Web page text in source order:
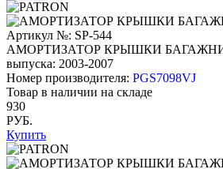
Артикул №: SP-544
АМОРТИЗАТОР КРЫШКИ
выпуска: 2003-2007
Номер производителя: PGS7098VJ
Товар в наличии на складе
930
РУБ.
Купить